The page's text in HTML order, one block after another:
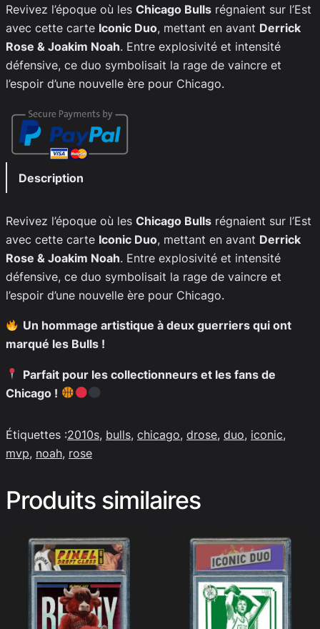
Revivez l’époque où les Chicago Bulls régnaient sur l’Est
avec cette carte Iconic Duo, mettant en avant Derrick
Rose & Joakim Noah. Entre explosivité et intensité
défensive, ce duo symbolisait la rage de vaincre et
l’espoir d’une nouvelle ère pour Chicago.
Description
Revivez l’époque où les Chicago Bulls régnaient sur l’Est
avec cette carte Iconic Duo, mettant en avant Derrick
Rose & Joakim Noah. Entre explosivité et intensité
défensive, ce duo symbolisait la rage de vaincre et
l’espoir d’une nouvelle ère pour Chicago.
Un hommage artistique à deux guerriers qui ont
marqué les Bulls !
Parfait pour les collectionneurs et les fans de
Chicago !
Étiquettes :2010s, bulls, chicago, drose, duo, iconic
mvp, noah, rose
Produits similaires